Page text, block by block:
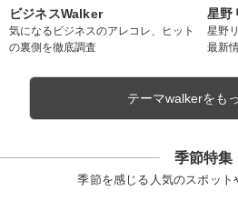
ビジネスWalker
気になるビジネスのアレコレ、ヒット
の裏側を徹底調査
星野
星野
最新
テーマwalkerをも
季節特集
季節を感じる人気のスポット